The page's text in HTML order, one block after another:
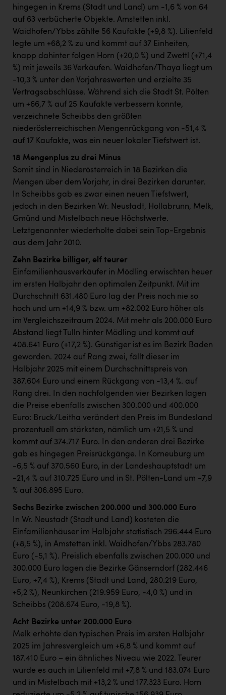
hingegen in Krems (Stadt und Land) um -1,6 % von 64
auf 63 verbücherte Objekte. Amstetten inkl.
Waidhofen/Ybbs zählte 56 Kaufakte (+9,8 %). Lilienfeld
legte um +68,2 % zu und kommt auf 37 Einheiten,
knapp dahinter folgen Horn (+20,0 %) und Zwettl (+71,4
%) mit jeweils 36 Verkäufen. Waidhofen/Thaya liegt um
-10,3 % unter den Vorjahreswerten und erzielte 35
Vertragsabschlüsse. Während sich die Stadt St. Pölten
um +66,7 % auf 25 Kaufakte verbessern konnte,
verzeichnete Scheibbs den größten
niederösterreichischen Mengenrückgang von -51,4 %
auf 17 Kaufakte, was ein neuer lokaler Tiefstwert ist.
18 Mengenplus zu drei Minus
Somit sind in Niederösterreich in 18 Bezirken die
Mengen über dem Vorjahr, in drei Bezirken darunter.
In Scheibbs gab es zwar einen neuen Tiefstwert,
jedoch in den Bezirken Wr. Neustadt, Hollabrunn, Melk,
Gmünd und Mistelbach neue Höchstwerte.
Letztgenannter wiederholte dabei sein Top-Ergebnis
aus dem Jahr 2010.
Zehn Bezirke billiger, elf teurer
Einfamilienhausverkäufer in Mödling erwischten heuer
im ersten Halbjahr den optimalen Zeitpunkt. Mit im
Durchschnitt 631.480 Euro lag der Preis noch nie so
hoch und um +14,9 % bzw. um +82.002 Euro höher als
im Vergleichszeitraum 2024. Mit mehr als 200.000 Euro
Abstand liegt Tulln hinter Mödling und kommt auf
408.641 Euro (+17,2 %). Günstiger ist es im Bezirk Baden
geworden. 2024 auf Rang zwei, fällt dieser im
Halbjahr 2025 mit einem Durchschnittspreis von
387.604 Euro und einem Rückgang von -13,4 %. auf
Rang drei. In den nachfolgenden vier Bezirken lagen
die Preise ebenfalls zwischen 300.000 und 400.000
Euro: Bruck/Leitha verändert den Preis im Bundesland
prozentuell am stärksten, nämlich um +21,5 % und
kommt auf 374.717 Euro. In den anderen drei Bezirke
gab es hingegen Preisrückgänge. In Korneuburg um
-6,5 % auf 370.560 Euro, in der Landeshauptstadt um
-21,4 % auf 310.725 Euro und in St. Pölten-Land um -7,9
% auf 306.895 Euro.
Sechs Bezirke zwischen 200.000 und 300.000 Euro
In Wr. Neustadt (Stadt und Land) kosteten die
Einfamilienhäuser im Halbjahr statistisch 296.444 Euro
(+8,5 %), in Amstetten inkl. Waidhofen/Ybbs 283.780
Euro (-5,1 %). Preislich ebenfalls zwischen 200.000 und
300.000 Euro lagen die Bezirke Gänserndorf (282.446
Euro, +7,4 %), Krems (Stadt und Land, 280.219 Euro,
+5,2 %), Neunkirchen (219.959 Euro, -4,0 %) und in
Scheibbs (208.674 Euro, -19,8 %).
Acht Bezirke unter 200.000 Euro
Melk erhöhte den typischen Preis im ersten Halbjahr
2025 im Jahresvergleich um +6,8 % und kommt auf
187.410 Euro – ein ähnliches Niveau wie 2022. Teurer
wurde es auch in Lilienfeld mit +7,8 % und 183.074 Euro
und in Mistelbach mit +13,2 % und 177.323 Euro. Horn